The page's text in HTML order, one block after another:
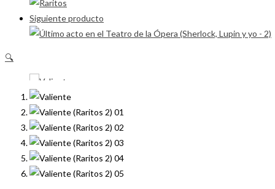
Siguiente producto
🔍